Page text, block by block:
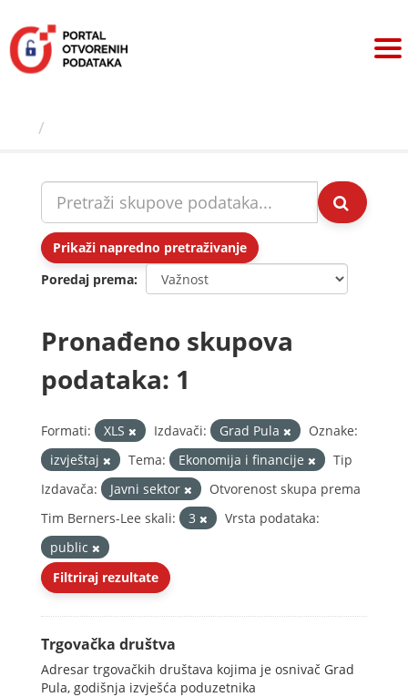
sadržaj
Prikaži napredno pretraživanje
Poredaj prema
Pronađeno skupova
podataka: 1
Formati: XLS Izdavači: Grad Pula
Oznake:
izvještaj
Tema: Ekonomija i financije
Tip
Izdavača:
Javni sektor
Otvorenost skupa prema
Tim Berners-Lee skali:
3
Vrsta podataka:
public
Filtriraj rezultate
Trgovačka društva
Adresar trgovačkih društava kojima je osnivač Grad
Pula, godišnja izvješća poduzetnika